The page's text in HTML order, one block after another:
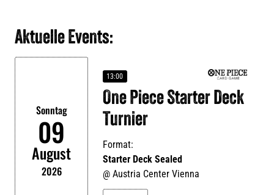
Aktuelle Events:
Sonntag
09
August
2026
13:00
One Piece Starter Deck
Turnier
Format:
Starter Deck Sealed
@ Austria Center Vienna